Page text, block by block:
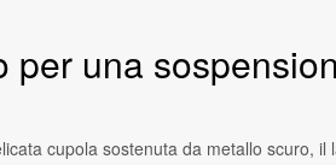
per una
cupola sostenuta da metallo scuro, il